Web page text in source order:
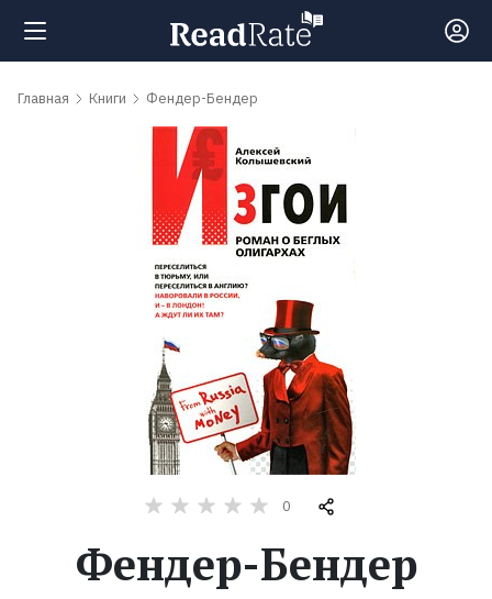
Поиск
обсуждаемые
Главная Книги Фендер-Бендер
0
Фендер-Бендер